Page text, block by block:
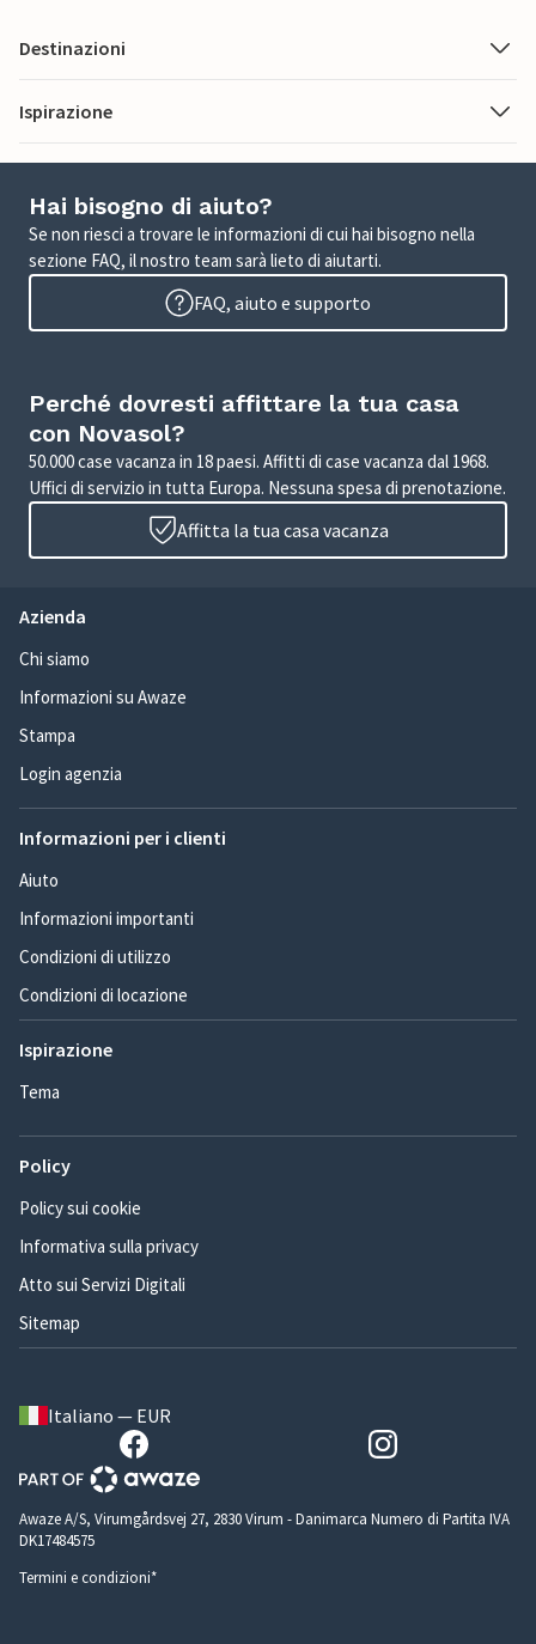
Destinazioni
Ispirazione
Hai bisogno di aiuto?
Se non riesci a trovare le informazioni di cui hai bisogno nella
sezione FAQ, il nostro team sarà lieto di aiutarti.
FAQ, aiuto e supporto
Perché dovresti affittare la tua casa
con Novasol?
50.000 case vacanza in 18 paesi. Affitti di case vacanza dal 1968.
Uffici di servizio in tutta Europa. Nessuna spesa di prenotazione.
Affitta la tua casa vacanza
Azienda
Chi siamo
Informazioni su Awaze
Stampa
Login agenzia
Informazioni per i clienti
Aiuto
Informazioni importanti
Condizioni di utilizzo
Condizioni di locazione
Ispirazione
Tema
Policy
Policy sui cookie
Informativa sulla privacy
Atto sui Servizi Digitali
Sitemap
Italiano — EUR
Awaze A/S, Virumgårdsvej 27, 2830 Virum - Danimarca Numero di Partita IVA
DK17484575
Termini e condizioni*